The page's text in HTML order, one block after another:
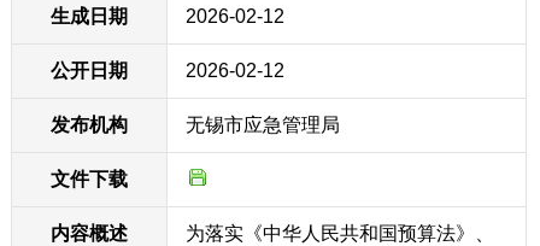
生成日期 2026-02-12
公开日期 2026-02-12
发布机构 无锡市应急管理局
文件下载
内容概述
为落实《中华人民共和国预算法》、